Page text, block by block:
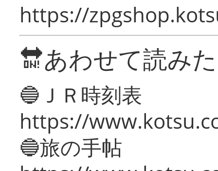
https://
🔛あわせて読み
🔵ＪＲ時刻表
https://
🔵旅の手帖